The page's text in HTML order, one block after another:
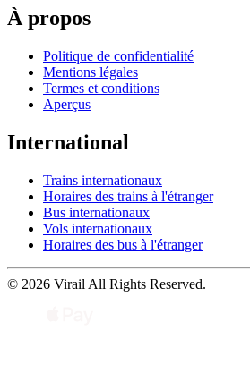
À propos
Politique de confidentialité
Mentions légales
Termes et conditions
Aperçus
International
Trains internationaux
Horaires des trains à l'étranger
Bus internationaux
Vols internationaux
Horaires des bus à l'étranger
© 2026 Virail All Rights Reserved.